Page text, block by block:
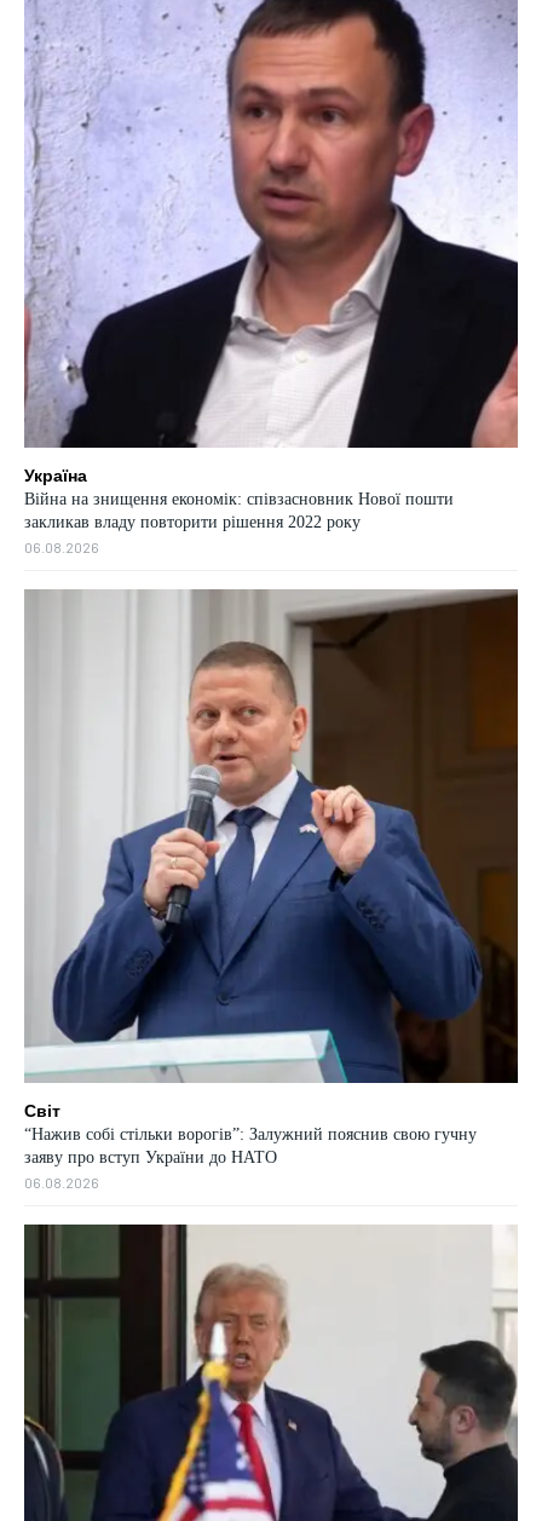
Україна
Війна на знищення економік: співзасновник Нової пошти
закликав владу повторити рішення 2022 року
06.08.2026
Світ
“Нажив собі стільки ворогів”: Залужний пояснив свою гучну
заяву про вступ України до НАТО
06.08.2026